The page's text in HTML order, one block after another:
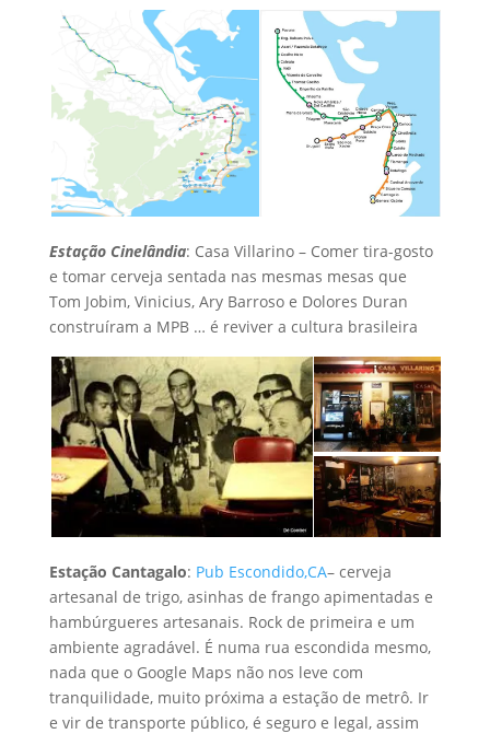
Estação Cinelândia: Casa Villarino – Comer tira-gosto
e tomar cerveja sentada nas mesmas mesas que
Tom Jobim, Vinicius, Ary Barroso e Dolores Duran
construíram a MPB … é reviver a cultura brasileira
Estação Cantagalo: Pub Escondido,CA– cerveja
artesanal de trigo, asinhas de frango apimentadas e
hambúrgueres artesanais. Rock de primeira e um
ambiente agradável. É numa rua escondida mesmo,
nada que o Google Maps não nos leve com
tranquilidade, muito próxima a estação de metrô. Ir
e vir de transporte público, é seguro e legal, assim